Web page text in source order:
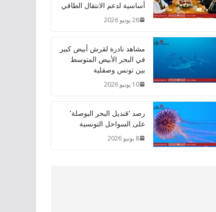
أساسية لدعم الانتقال الطاقي
26 يونيو 2026
مشاهد نادرة لقرش أبيض كبير
في البحر الأبيض المتوسط
بين تونس وصقلية
10 يونيو 2026
رصد ‘قنديل البحر البوصلة’
على السواحل التونسية
8 يونيو 2026